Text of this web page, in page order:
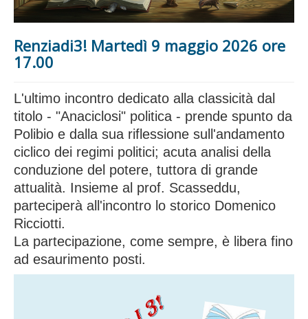
Renziadi3! Martedì 9 maggio 2026 ore
17.00
L'ultimo incontro dedicato alla classicità dal
titolo - "Anaciclosi" politica - prende spunto da
Polibio e dalla sua riflessione sull'andamento
ciclico dei regimi politici; acuta analisi della
conduzione del potere, tuttora di grande
attualità. Insieme al prof. Scasseddu,
parteciperà all'incontro lo storico Domenico
Ricciotti.
La partecipazione, come sempre, è libera fino
ad esaurimento posti.